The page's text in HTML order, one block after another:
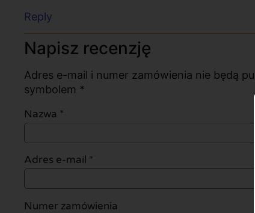
Reply
Napisz recenzję
Adres e-mail i numer zamówienia nie będą
symbolem *
Nazwa *
Adres e-mail *
Numer zamówienia